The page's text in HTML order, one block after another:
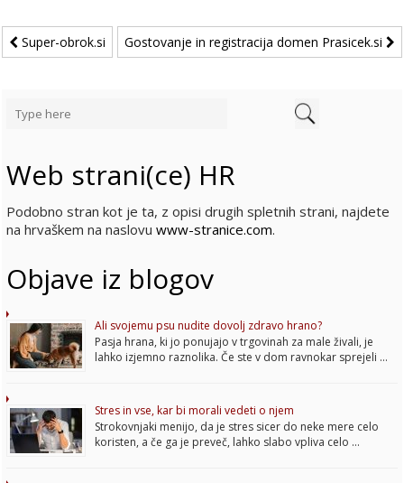
Super-obrok.si Gostovanje in registracija domen Prasicek.si
Web strani(ce) HR
Podobno stran kot je ta, z opisi drugih spletnih strani, najdete
na hrvaškem na naslovuwww-stranice.com.
Objave iz blogov
Ali svojemu psu nudite dovolj zdravo hrano?
Pasja hrana, ki jo ponujajo v trgovinah za male živali, je
lahko izjemno raznolika. Če ste v dom ravnokar sprejeli …
Stres in vse, kar bi morali vedeti o njem
Strokovnjaki menijo, da je stres sicer do neke mere celo
koristen, a če ga je preveč, lahko slabo vpliva celo …